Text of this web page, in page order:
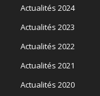
Actualités 2024
Actualités 2023
Actualités 2022
Actualités 2021
Actualités 2020